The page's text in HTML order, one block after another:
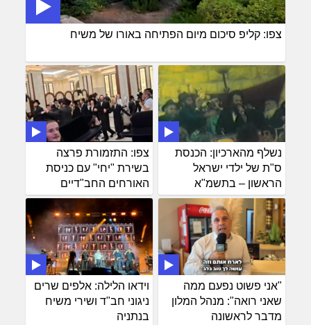
צפו: קליפ סיכום מיום הפתיחה באורו של משיח
צפו: התזמורת פרצה
בשירת "יחי" עם כניסת
האורחים החב"דיים
נשלף מהארכיון: הכנסת
ס"ת של ילדי ישראל
הראשון – בתשמ"א
וידאו הלילה: אלפים שרים
ניגוני חב"ד ושירי משיח
בנתניה
"אני פשוט נפעם ממה
שאני רואה": מנהל המלון
מדבר לראשונה